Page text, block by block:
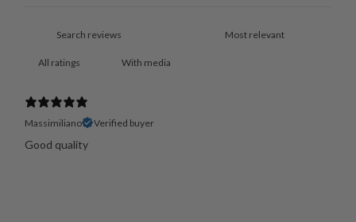
With media
Massimiliano Verified buyer
Good quality